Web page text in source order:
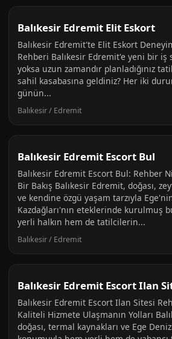
Balıkesir Edremit Elit Eskort
Balıkesir Edremit'te Elit Eskort
Rehberi Balıkesir Edremit'e yeni bir iş
yoksa uzun zamandır planladığınız
sahil kasabasına geldiniz? Her iki
günün...
Balıkesir / Edremit
Balıkesir Edremit Escort Bul
Balıkesir Edremit Escort Bul: Rehber
Bir Bakış Balıkesir Edremit, doğası,
ve kendine özgü yaşam tarzıyla
Kazdağları'nın eteklerinde kurulmuş
yerli halkın hem de tatilcilerin...
Balıkesir / Edremit
Balıkesir Edremit Escort Ilan
Balıkesir Edremit Escort Ilan Sitesi
Kaliteli Hizmete Ulaşmanın Yolları
doğası, termal kaynakları ve Ege